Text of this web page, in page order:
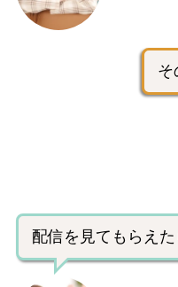
そ
配信を見てもらえた